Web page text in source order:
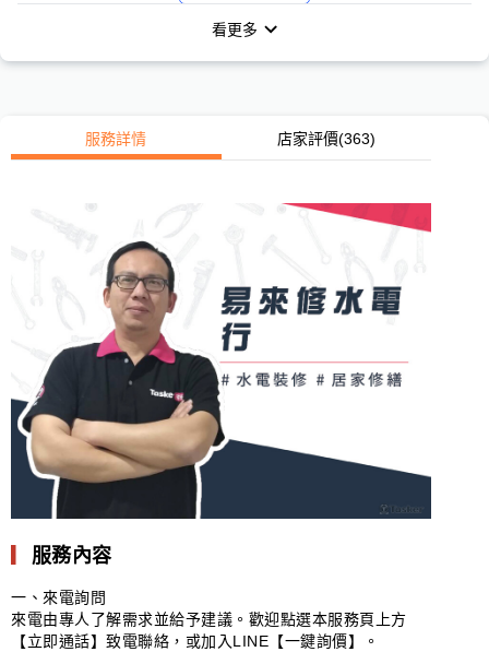
看更多
服務詳情 店家評價(363)
服務內容
一、來電詢問
來電由專人了解需求並給予建議。歡迎點選本服務頁上方
【立即通話】致電聯絡，或加入LINE【一鍵詢價】。